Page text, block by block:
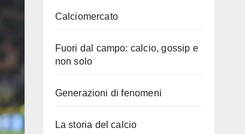
Calciomercato
Fuori dal campo: calcio, gossip e
non solo
Generazioni di fenomeni
La storia del calcio